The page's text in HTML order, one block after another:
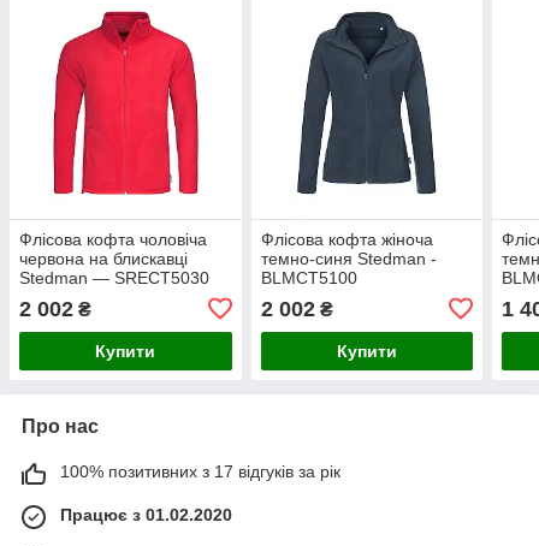
Флісова кофта чоловіча
червона на блискавці
Stedman — SREСТ5030
2 002 ₴
Купити
Флісова кофта жіноча
темно-синя Stedman -
BLMCT5100
2 002₴
Купити
1
Про нас
100% позитивних з 17 відгуків за рік
Працює з 01.02.2020